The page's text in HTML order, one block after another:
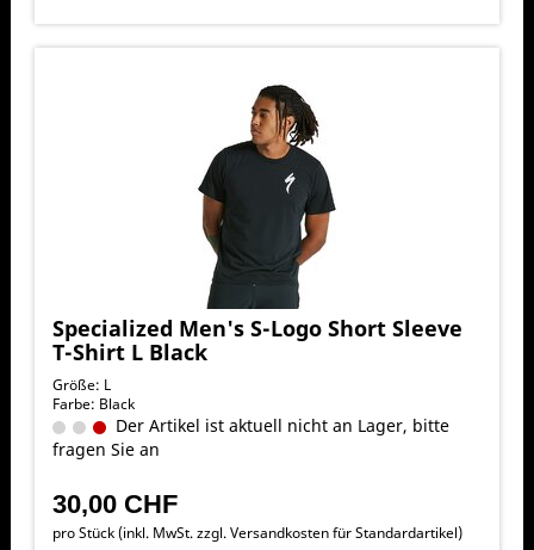
Specialized Men's S-Logo Short Sleeve
T-Shirt L Black
Größe: L
Farbe: Black
Der Artikel ist aktuell nicht an Lager, bitte
fragen Sie an
30,00 CHF
pro Stück (inkl. MwSt. zzgl.Versandkosten für Standardartikel)